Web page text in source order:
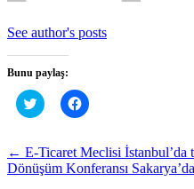
See author's posts
Bunu paylaş:
Twitter
üzerinde
tıklayın
(Yeni
pencerede
Facebook'ta
paylaşmak
(Yeni
pencerede
açılır)
← E-Ticaret Meclisi İstanbul’da
Dönüşüm Konferansı Sakarya’da